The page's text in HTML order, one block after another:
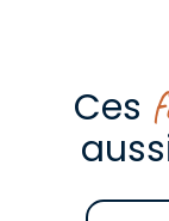
Ces